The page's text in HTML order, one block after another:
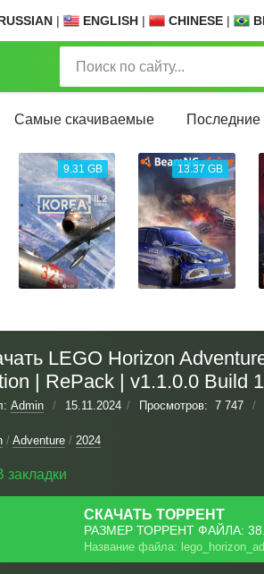
| ENGLISH | CHINESE |
Самые скачиваемые Последние
9.31 GB 13.37 GB
LEGO Horizon
| RePack | v1.1.0.0 Build
Admin / 15.11.2024 / Просмотров: 7 747 /
/ Adventure / 2024
закладки
СКАЧАТЬ ТОРРЕНТ
РАЗМЕР ТОРРЕНТ ФАЙЛА: